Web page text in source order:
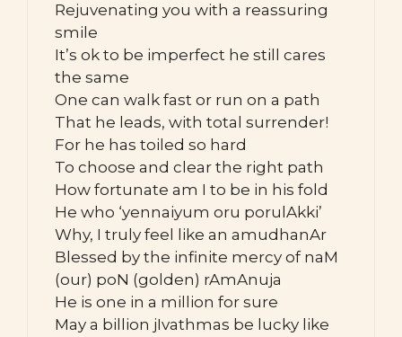
Rejuvenating you with a reassuring
smile
It’s ok to be imperfect he still cares
the same
One can walk fast or run on a path
That he leads, with total surrender!
For he has toiled so hard
To choose and clear the right path
How fortunate am I to be in his fold
He who ‘yennaiyum oru porulAkki’
Why, I truly feel like an amudhanAr
Blessed by the infinite mercy of naM
(our) poN (golden) rAmAnuja
He is one in a million for sure
May a billion jIvathmas be lucky like